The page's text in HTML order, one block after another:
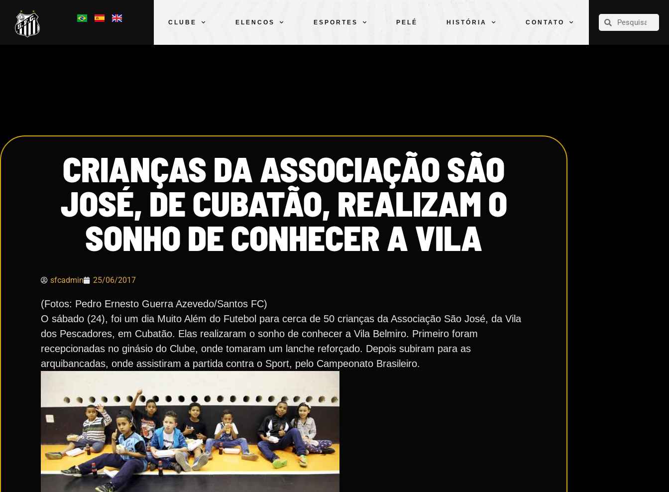
CLUBE ELENCOS ESPORTES PELÉ HISTÓRIA CONTATO
CLUBE
CRIANÇAS DA ASSOCIAÇÃO SÃO
JOSÉ, DE CUBATÃO, REALIZAM O
SONHO DE CONHECER A VILA
sfcadmin 25/06/2017
(Fotos: Pedro Ernesto Guerra Azevedo/Santos FC)
O sábado (24), foi um dia Muito Além do Futebol para cerca de 50 crianças da Associação São José, da Vila
dos Pescadores, em Cubatão. Elas realizaram o sonho de conhecer a Vila Belmiro. Primeiro foram
recepcionadas no ginásio do Clube, onde tomaram um lanche reforçado. Depois subiram para as
arquibancadas, onde assistiram a partida contra o Sport, pelo Campeonato Brasileiro.